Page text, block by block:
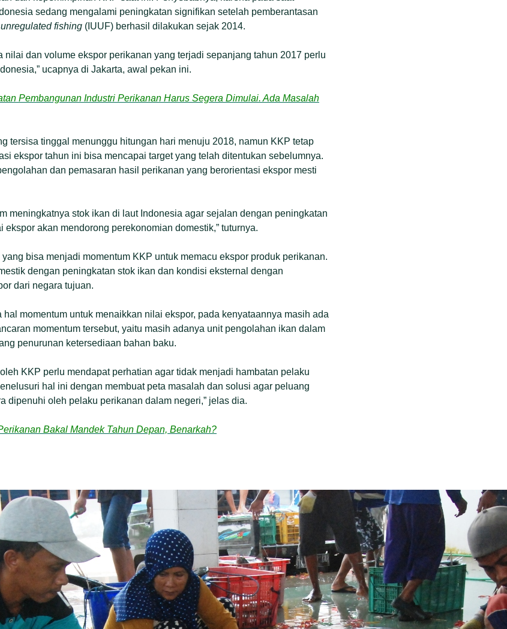
sedang mengalami peningkatan signifikan setelah pemberantasan
fishing (IUUF) berhasil dilakukan sejak 2014.
nilai dan volume ekspor perikanan yang terjadi sepanjang tahun 2017 perlu
ucapnya di Jakarta, awal pekan ini.
Pembangunan Industri Perikanan Harus Segera Dimulai. Ada Masalah
tersisa tinggal menunggu hitungan hari menuju 2018, namun KKP tetap
ekspor tahun ini bisa mencapai target yang telah ditentukan sebelumnya.
dan pemasaran hasil perikanan yang berorientasi ekspor mesti
meningkatnya stok ikan di laut Indonesia agar sejalan dengan peningkatan
akan mendorong perekonomian domestik,” tuturnya.
bisa menjadi momentum KKP untuk memacu ekspor produk perikanan.
dengan peningkatan stok ikan dan kondisi eksternal dengan
dari negara tujuan.
momentum untuk menaikkan nilai ekspor, pada kenyataannya masih ada
momentum tersebut, yaitu masih adanya unit pengolahan ikan dalam
penurunan ketersediaan bahan baku.
KKP perlu mendapat perhatian agar tidak menjadi hambatan pelaku
hal ini dengan membuat peta masalah dan solusi agar peluang
dipenuhi oleh pelaku perikanan dalam negeri,” jelas dia.
Bakal Mandek Tahun Depan, Benarkah?